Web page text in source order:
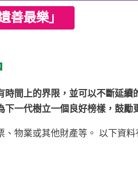
善最樂」​​
間上的界限，並可以不斷延續
一代樹立一個良好榜樣，鼓勵
物業或其他財產等。 以下資